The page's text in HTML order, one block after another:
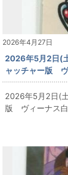
2026年4月27日
2026年5月2日(
ャッチャー版
2026年5月2日(
版 ヴィーナス